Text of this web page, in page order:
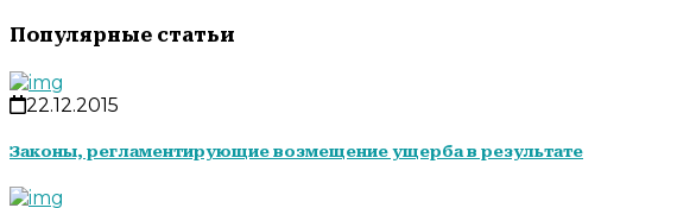
Популярные статьи
22.12.2015
Законы, регламентирующие возмещение ущерба в результате